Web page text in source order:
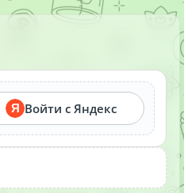
Я Войти с Яндекс